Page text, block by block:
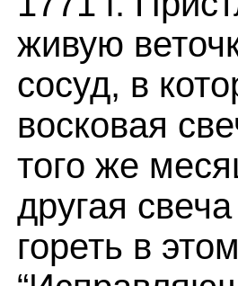
живую
сосуд, в
восковая
того же
другая
гореть в